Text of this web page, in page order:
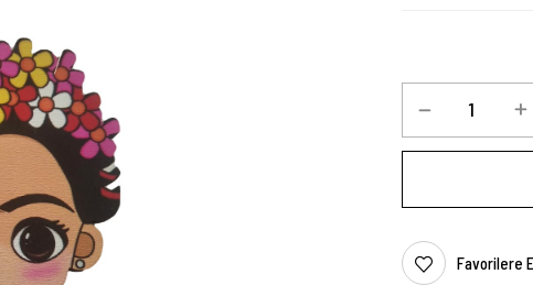
Favorilere